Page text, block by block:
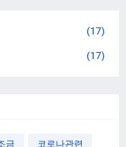
(17)
(17)
금 코로나관련